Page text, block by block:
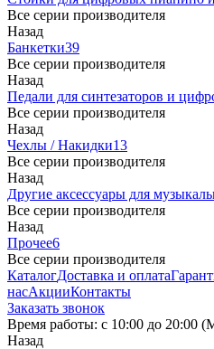
Все серии производителя
Назад
Банкетки39
Все серии производителя
Назад
Педали для синтезаторов и
Все серии производителя
Назад
Чехлы / Накидки13
Все серии производителя
Назад
Другие аксессуары для
Все серии производителя
Назад
Прочее6
Все серии производителя
КаталогДоставка и оплата
насАкцииКонтакты
Заказать звонок
Время работы: с 10:00 до 20:00
Назад